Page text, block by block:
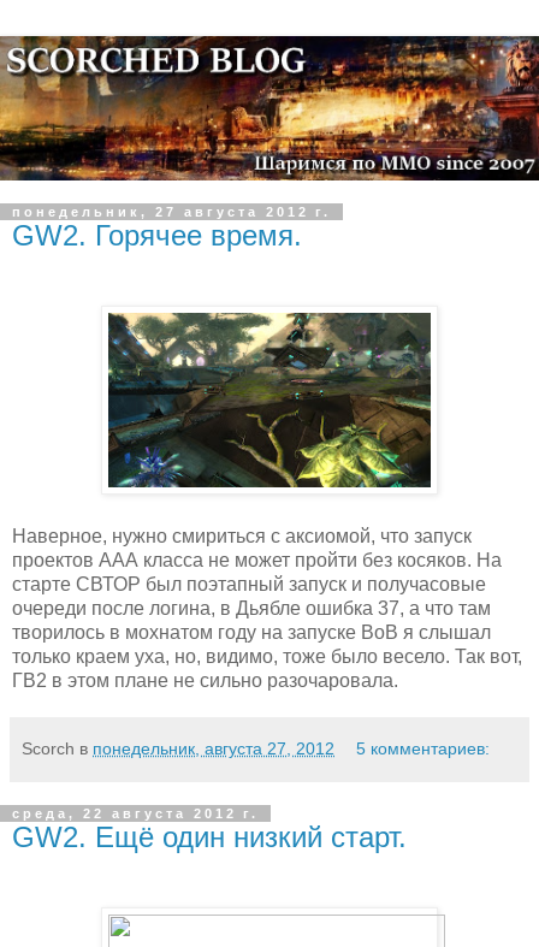
понедельник, 27 августа 2012 г.
GW2. Горячее время.
Наверное, нужно смириться с аксиомой, что запуск
проектов ААА класса не может пройти без косяков. На
старте СВТОР был поэтапный запуск и получасовые
очереди после логина, в Дьябле ошибка 37, а что там
творилось в мохнатом году на запуске ВоВ я слышал
только краем уха, но, видимо, тоже было весело. Так вот,
ГВ2 в этом плане не сильно разочаровала.
Scorch в понедельник, августа 27, 2012 5 комментариев:
среда, 22 августа 2012 г.
GW2. Ещё один низкий старт.